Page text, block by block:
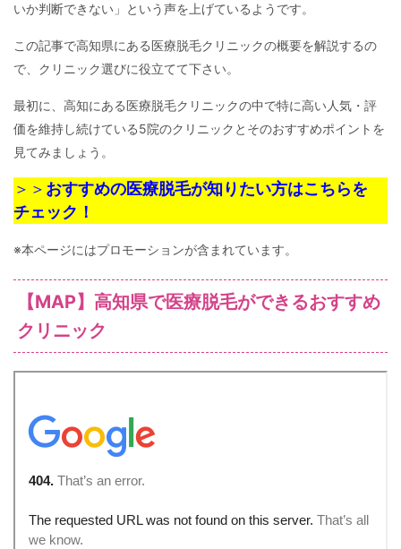
いか判断できない」という声を上げているようです。
この記事で高知県にある医療脱毛クリニックの概要を解説するの
で、クリニック選びに役立てて下さい。
最初に、高知にある医療脱毛クリニックの中で特に高い人気・評
価を維持し続けている5院のクリニックとそのおすすめポイントを
見てみましょう。
＞＞ おすすめの医療脱毛が知りたい方はこちらを
チェック！
※本ページにはプロモーションが含まれています。
【MAP】高知県で医療脱毛ができるおすすめ
クリニック